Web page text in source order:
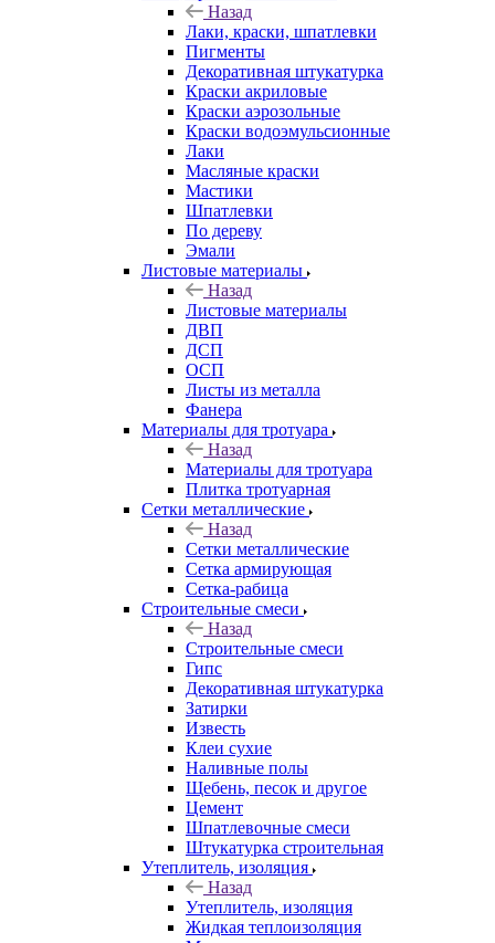
Назад
Лаки, краски, шпатлевки
Пигменты
Декоративная штукатурка
Краски акриловые
Краски аэрозольные
Краски водоэмульсионные
Лаки
Масляные краски
Мастики
Шпатлевки
По дереву
Эмали
Листовые материалы
Назад
Листовые материалы
ДВП
ДСП
ОСП
Листы из металла
Фанера
Материалы для тротуара
Назад
Материалы для тротуара
Плитка тротуарная
Сетки металлические
Назад
Сетки металлические
Сетка армирующая
Сетка-рабица
Строительные смеси
Назад
Строительные смеси
Гипс
Декоративная штукатурка
Затирки
Известь
Клеи сухие
Наливные полы
Щебень, песок и другое
Цемент
Шпатлевочные смеси
Штукатурка строительная
Утеплитель, изоляция
Назад
Утеплитель, изоляция
Жидкая теплоизоляция